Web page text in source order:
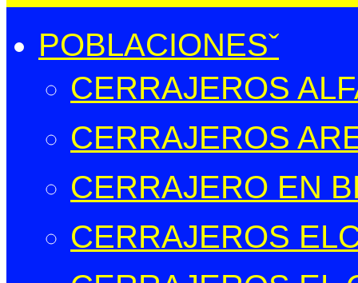
POBLACIONES
CERRAJEROS
CERRAJEROS
CERRAJERO EN
CERRAJEROS